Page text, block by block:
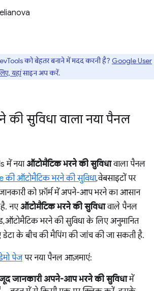
को बेहतर बनाने में मदद करनी है? Google User
यहांसाइन अप करें.
सुविधा वाला नया पैनल
में नयाऑटोमैटिक भरने की सुविधावाला पैनल
की ऑटोमैटिक भरने की सुविधा, वेबसाइटों पर
को फ़ॉर्म में अपने-आप भरने का आसान
है. नएऑटोमैटिक भरने की सुविधावाले पैनल
ऑटोमैटिक भरने की सुविधा के लिए अनुमानित
के बीच की मैपिंग की जांच की जा सकती है.
पेजपर नया पैनल आज़माएं:
जानकारी अपने-आप भरने की सुविधामें